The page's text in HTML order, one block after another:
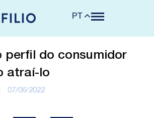
PT
perfil do consumidor
atraí-lo
07/06/2022